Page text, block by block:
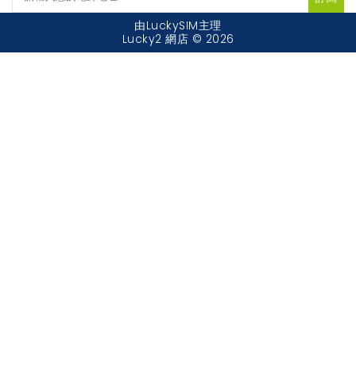
由LuckySIM主理
Lucky2 網店 © 2026